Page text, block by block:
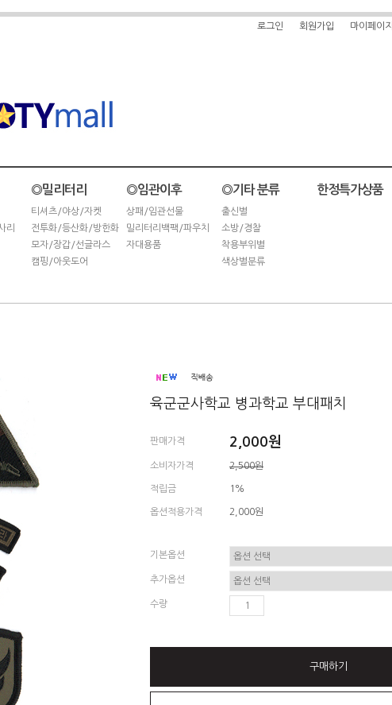
로그인 회원가입 마이페이지
리
◎밀리터리
티셔츠/야상/자켓
전투화/등산화/방한화
모자/장갑/선글라스
캠핑/아웃도어
◎임관이후
상패/임관선물
밀리터리백팩/파우치
자대용품
◎기타 분류
출신별
소방/경찰
착용부위별
색상별분류
한정특가상품
육군군사학교 병과학교 부대패치
판매가격 2,000원
소비자가격 2,500원
적립금 1%
옵션적용가격 2,000원
기본옵션
추가옵션
수량
구매하기